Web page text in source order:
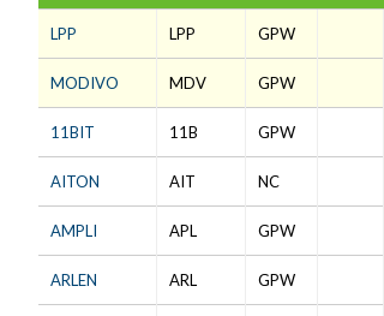
LPP LPP GPW
MODIVO MDV GPW
11BIT 11B GPW
AITON AIT NC
AMPLI APL GPW
ARLEN ARL GPW